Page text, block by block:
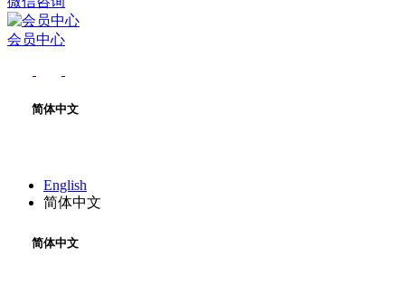
会员中心
简体中文
English
简体中文
简体中文